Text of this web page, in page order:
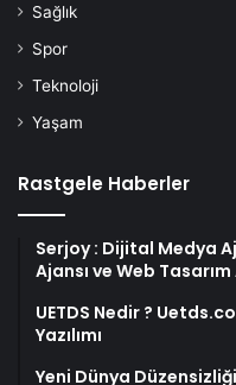
Sağlık
Spor
Teknoloji
Yaşam
Rastgele Haberler
Serjoy : Dijital Medya
Ajansı ve Web Tasarım
UETDS Nedir ?
Yazılımı
Yeni Dünya